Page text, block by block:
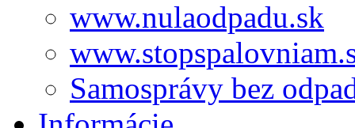
www.nulaodpadu.sk
Samosprávy bez